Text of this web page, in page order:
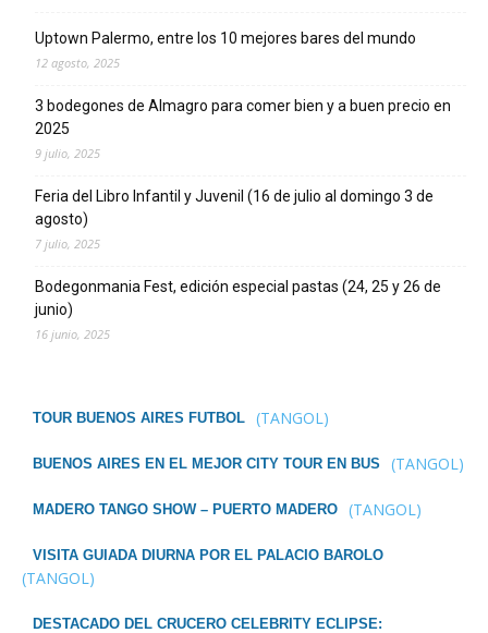
Uptown Palermo, entre los 10 mejores bares del mundo
12 agosto, 2025
3 bodegones de Almagro para comer bien y a buen precio en
2025
9 julio, 2025
Feria del Libro Infantil y Juvenil (16 de julio al domingo 3 de
agosto)
7 julio, 2025
Bodegonmania Fest, edición especial pastas (24, 25 y 26 de
junio)
16 junio, 2025
TOUR BUENOS AIRES FUTBOL (TANGOL)
BUENOS AIRES EN EL MEJOR CITY TOUR EN BUS (TANGOL)
MADERO TANGO SHOW – PUERTO MADERO (TANGOL)
VISITA GUIADA DIURNA POR EL PALACIO BAROLO
(TANGOL)
DESTACADO DEL CRUCERO CELEBRITY ECLIPSE: